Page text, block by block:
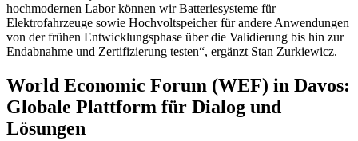
hochmodernen Labor können wir Batteriesysteme für
Elektrofahrzeuge sowie Hochvoltspeicher für andere Anwendungen
von der frühen Entwicklungsphase über die Validierung bis hin zur
Endabnahme und Zertifizierung testen“, ergänzt Stan Zurkiewicz.
World Economic Forum (WEF) in Davos:
Globale Plattform für Dialog und
Lösungen